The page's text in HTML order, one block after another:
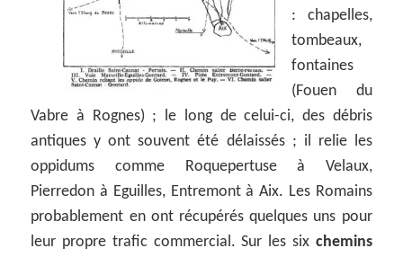
: chapelles,
tombeaux,
fontaines
(Fouen du
Vabre à Rognes) ; le long de celui-ci, des débris
antiques y ont souvent été délaissés ; il relie les
oppidums comme Roquepertuse à Velaux,
Pierredon à Eguilles, Entremont à Aix. Les Romains
probablement en ont récupérés quelques uns pour
leur propre trafic commercial. Sur les six chemins